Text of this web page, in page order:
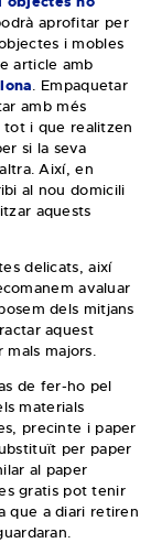
aprofitar per
i mobles
article amb
. Empaquetar
amb més
tot i que realitzen
si la seva
Així, en
al nou domicili
aquests
delicats, així
avaluar
dels mitjans
aquest
mals majors.
de fer-ho pel
materials
precinte i paper
per paper
al paper
gratis pot tenir
que a diari retiren